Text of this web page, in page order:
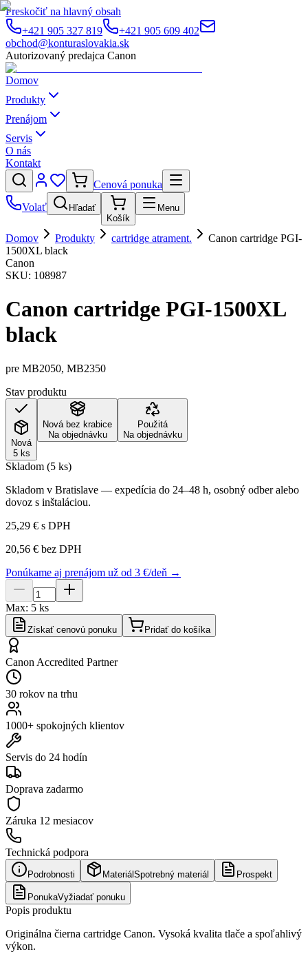
Preskočiť na hlavný obsah
+421 905 327 819
+421 905 609 402
obchod@konturaslovakia.sk
Autorizovaný predajca Canon
Domov
Produkty
Prenájom
Servis
O nás
Kontakt
Cenová ponuka
Volať
Hľadať
Košík
Menu
Domov Produkty cartridge atrament.
Canon cartridge PGI-
1500XL black
Canon
SKU: 108987
Canon cartridge PGI-1500XL
black
pre MB2050, MB2350
Stav produktu
Nová
5 ks
Nová bez krabice
Na objednávku
Použitá
Na objednávku
Skladom (5 ks)
Skladom v Bratislave — expedícia do 24–48 h, osobný odber alebo
dovoz s inštaláciou.
25,29 € s DPH
20,56 € bez DPH
Ponúkame aj prenájom už od 3 €/deň →
Max: 5 ks
Získať cenovú ponuku Pridať do košíka
Canon Accredited Partner
30 rokov na trhu
1000+ spokojných klientov
Servis do 24 hodín
Doprava zadarmo
Záruka 12 mesiacov
Technická podpora
Podrobnosti Materiál Spotrebný materiál Prospekt
PonukaVyžiadať ponuku
Popis produktu
Originálna čierna cartridge Canon. Vysoká kvalita tlače a spoľahlivý
výkon.